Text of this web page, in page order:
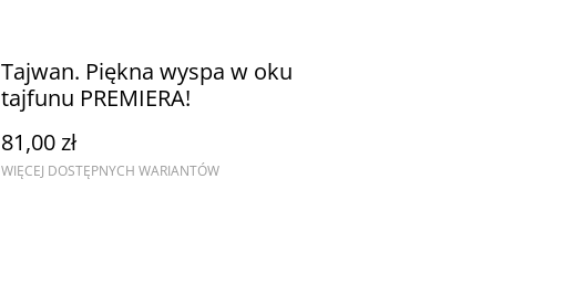
Tajwan. Piękna wyspa w oku
tajfunu PREMIERA!
81,00 zł
WIĘCEJ DOSTĘPNYCH WARIANTÓW